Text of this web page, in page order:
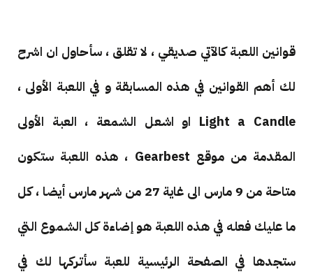
قوانين اللعبة كالآتي صديقي ، لا تقلق ، سأحاول ان اشرح
لك أهم القوانين في هذه المسابقة و في اللعبة الأولى ،
Light a Candle او اشعل الشمعة ، العبة الأولى
المقدمة من موقع Gearbest ، هذه اللعبة ستكون
متاحة من 9 مارس الى غاية 27 من شهر مارس أيضا ، كل
ما عليك فعله في هذه اللعبة هو إضاءة كل الشموع التي
ستجدها في الصفحة الرئيسية للعبة سأتركها لك في